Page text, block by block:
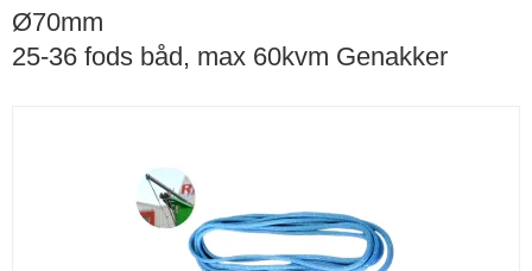
Ø70mm
25-36 fods båd, max 60kvm Genakker